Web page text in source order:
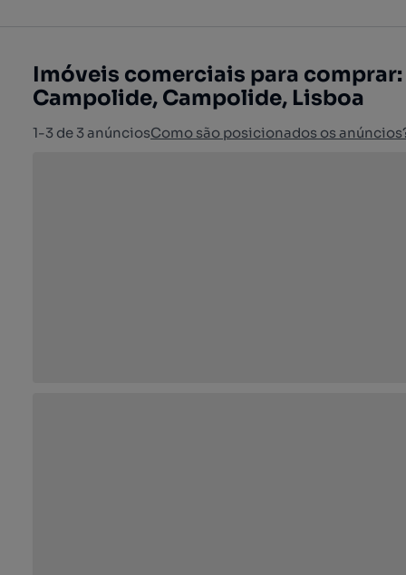
Imóveis comerciais para
Campolide, Campolide, Lisboa
1-3 de 3 anúnciosComo são posicionados os